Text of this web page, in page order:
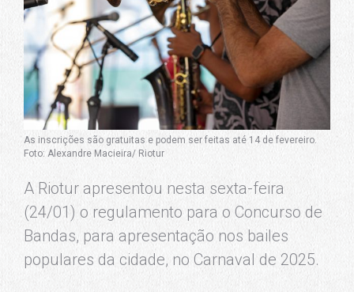
As inscrições são gratuitas e podem ser feitas até 14 de fevereiro.
Foto: Alexandre Macieira/ Riotur
A Riotur apresentou nesta sexta-feira
(24/01) o regulamento para o Concurso de
Bandas, para apresentação nos bailes
populares da cidade, no Carnaval de 2025.